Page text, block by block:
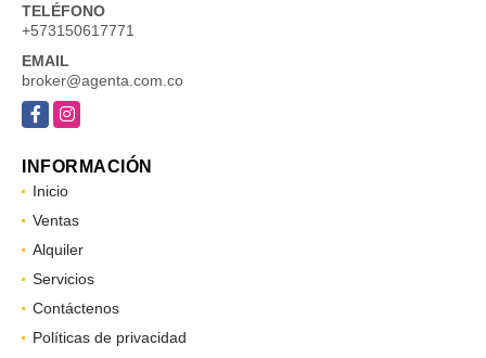
TELÉFONO
+573150617771
EMAIL
broker@agenta.com.co
FacebookInstagram
INFORMACIÓN
Inicio
Ventas
Alquiler
Servicios
Contáctenos
Políticas de privacidad